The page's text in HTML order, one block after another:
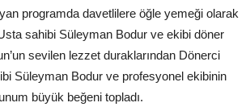
programda davetlilere öğle yemeği olarak
sahibi Süleyman Bodur ve ekibi döner
sevilen lezzet duraklarından Dönerci
Süleyman Bodur ve profesyonel ekibinin
büyük beğeni topladı.